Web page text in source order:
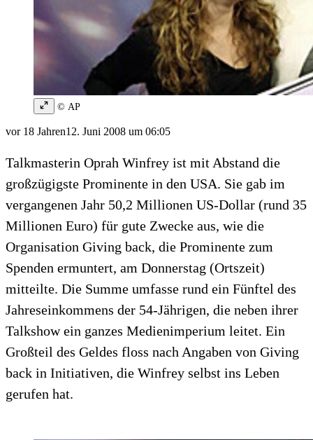
© AP
vor 18 Jahren12. Juni 2008 um 06:05
Talkmasterin Oprah Winfrey ist mit Abstand die
großzügigste Prominente in den USA. Sie gab im
vergangenen Jahr 50,2 Millionen US-Dollar (rund 35
Millionen Euro) für gute Zwecke aus, wie die
Organisation Giving back, die Prominente zum
Spenden ermuntert, am Donnerstag (Ortszeit)
mitteilte. Die Summe umfasse rund ein Fünftel des
Jahreseinkommens der 54-Jährigen, die neben ihrer
Talkshow ein ganzes Medienimperium leitet. Ein
Großteil des Geldes floss nach Angaben von Giving
back in Initiativen, die Winfrey selbst ins Leben
gerufen hat.